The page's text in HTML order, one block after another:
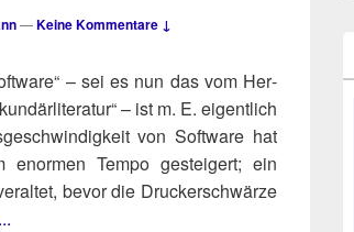
—Keine Kommentare ↓
– sei es nun das vom Her­
– ist m. E. eigent­lich
von Soft­ware hat
Tem­po gestei­gert; ein
bevor die Dru­cker­schwär­ze